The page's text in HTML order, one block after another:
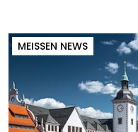
MEISSEN NEWS